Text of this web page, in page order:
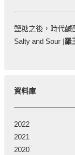
鹽糖之後，時代鹹
Salty and Sour |羅
資料庫
2022
2021
2020